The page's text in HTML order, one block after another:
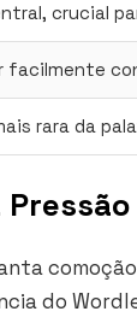
crucial
facilmente
rara da
do